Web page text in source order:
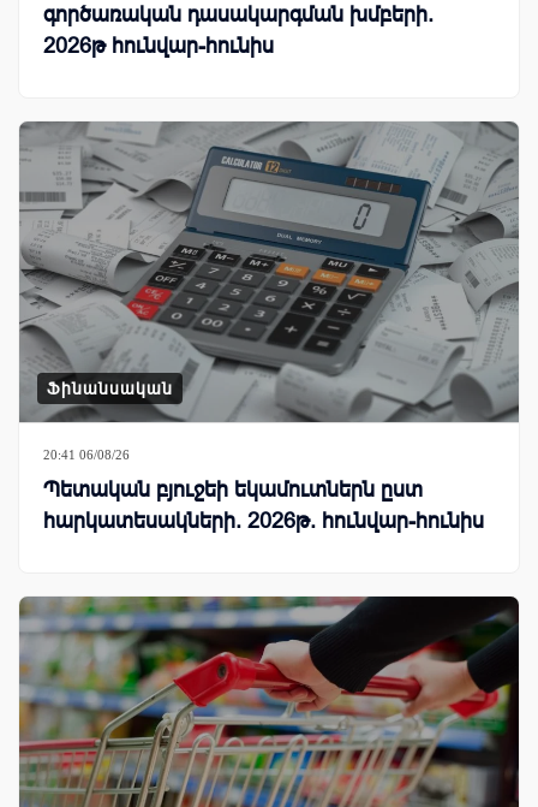
գործառական դասակարգման խմբերի.
2026թ հունվար-հունիս
Ֆինանսական
20:41 06/08/26
Պետական բյուջեի եկամուտներն ըստ
հարկատեսակների. 2026թ. հունվար-հունիս